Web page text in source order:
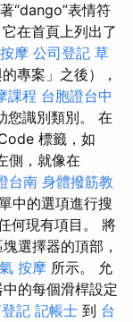
“dango”表情符
它在首頁上列出了
摩 公司登記 草
專案」之後），
課程 台胞證台中
您識別類別。 在
標籤，如
側，就像在
台南 身體撥筋教
中的選項進行搜
何現有項目。 將
選擇器的頂部，
按摩 所示。 允
的每個滑桿設定
記 記帳士 到 台